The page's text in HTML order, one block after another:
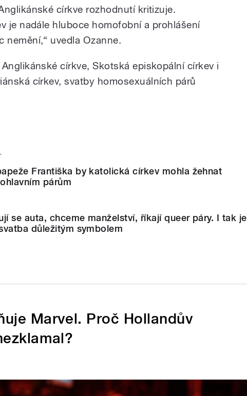
církve rozhodnutí kritizuje.
je nadále hluboce homofobní a prohlášení
nemění,“ uvedla Ozanne.
církve, Skotská episkopální církev i
církev, svatby homosexuálních párů
Františka by katolická církev mohla žehnat
párům
se auta, chceme manželství, říkají queer páry. I tak je
důležitým symbolem
Marvel. Proč Hollandův